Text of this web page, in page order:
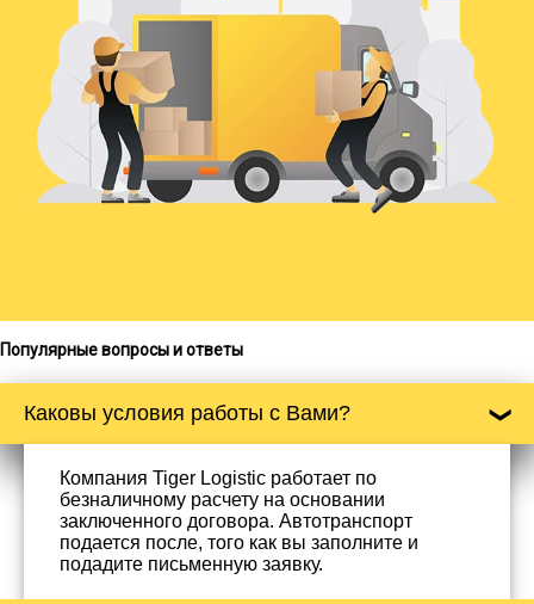
Популярные вопросы и ответы
Каковы условия работы с Вами?
Компания Tiger Logistic работает по
безналичному расчету на основании
заключенного договора. Автотранспорт
подается после, того как вы заполните и
подадите письменную заявку.